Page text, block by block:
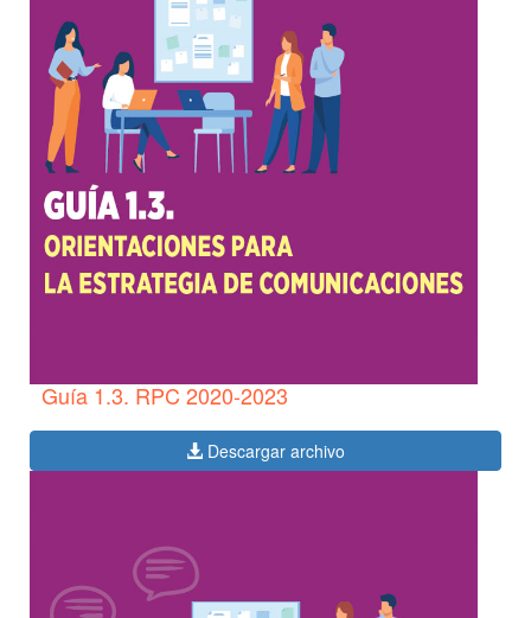
Guía 1.3. RPC 2020-2023
Descargar archivo